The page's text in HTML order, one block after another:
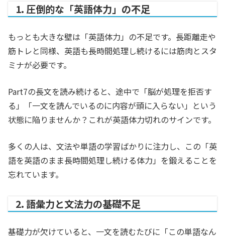
1. 圧倒的な「英語体力」の不足
もっとも大きな壁は「英語体力」の不足です。長距離走や
筋トレと同様、英語も長時間処理し続けるには筋肉とスタ
ミナが必要です。
Part7の長文を読み続けると、途中で「脳が処理を拒否す
る」「一文を読んでいるのに内容が頭に入らない」という
状態に陥りませんか？これが英語体力切れのサインです。
多くの人は、文法や単語の学習ばかりに注力し、この「英
語を英語のまま長時間処理し続ける体力」を鍛えることを
忘れています。
2. 語彙力と文法力の基礎不足
基礎力が欠けていると、一文を読むたびに「この単語なん